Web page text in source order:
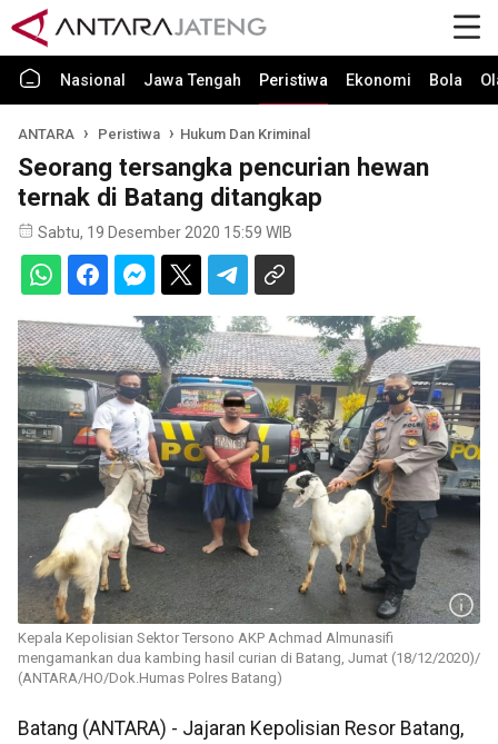
Nasional Jawa Tengah Peristiwa Ekonomi Bola
ANTARA Peristiwa Hukum Dan Kriminal
Seorang tersangka pencurian hewan
ternak di Batang ditangkap
Sabtu, 19 Desember 2020 15:59 WIB
Kepala Kepolisian Sektor Tersono AKP Achmad Almunasifi
mengamankan dua kambing hasil curian di Batang, Jumat (18/12/2020)/
(ANTARA/HO/Dok.Humas Polres Batang)
Batang (ANTARA) - Jajaran Kepolisian Resor Batang,